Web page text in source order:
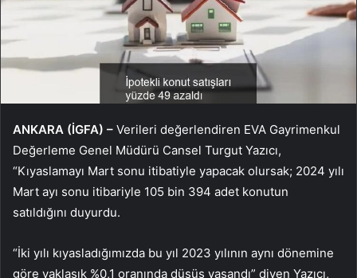
ANKARA (İGFA) – Verileri değerlendiren EVA Gayrimenkul
Değerleme Genel Müdürü Cansel Turgut Yazıcı,
“Kıyaslamayı Mart sonu itibatiyle yapacak olursak; 2024 yılı
Mart ayı sonu itibariyle 105 bin 394 adet konutun
satıldığını duyurdu.
“İki yılı kıyasladığımızda bu yıl 2023 yılının aynı dönemine
göre yaklaşık %0,1 oranında düşüş yaşandı” diyen Yazıcı,